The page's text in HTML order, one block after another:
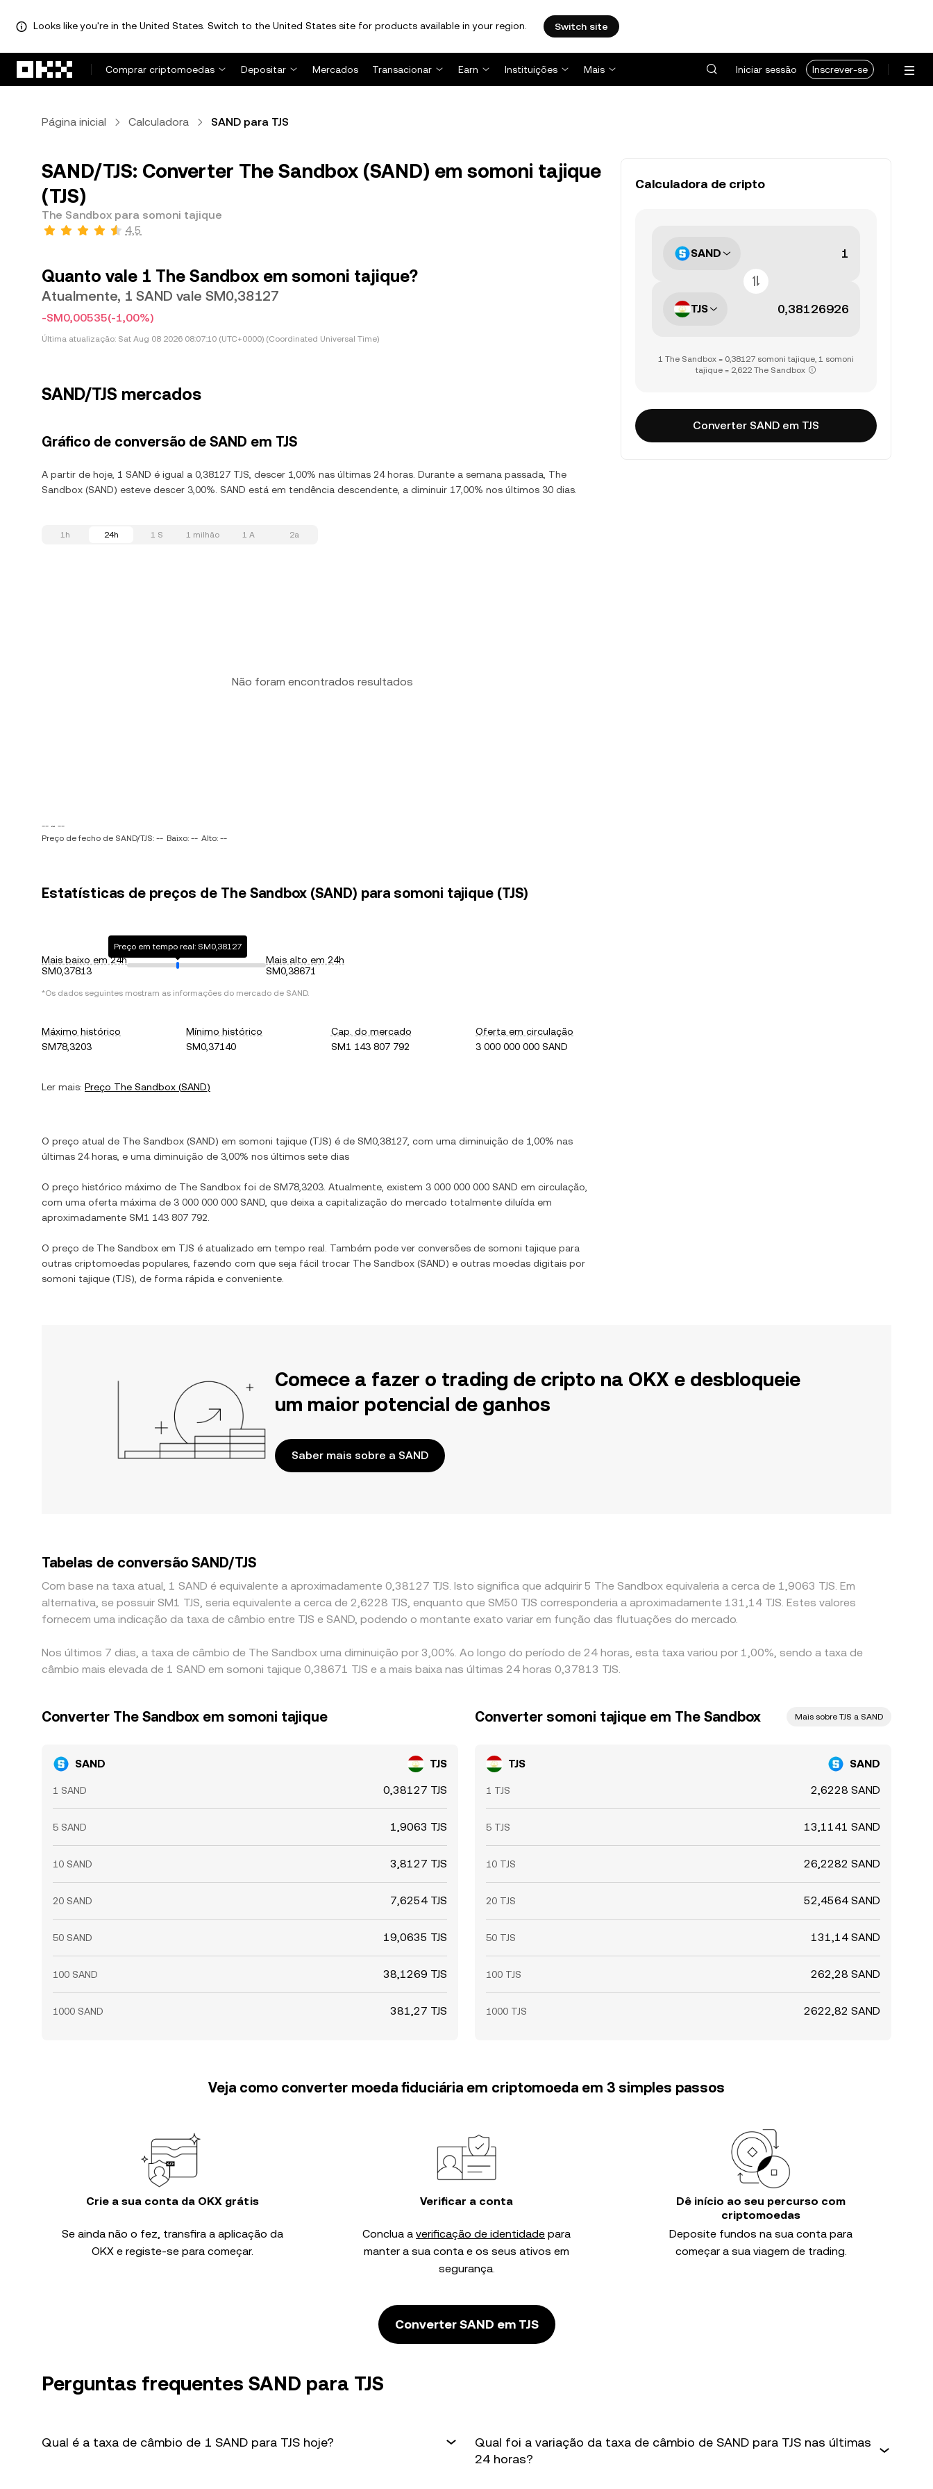
Looks like you're in the United States. Switch to the United States site for products available in your region. Switch site
Comprar criptomoedas
Depositar Mercados Transacionar Earn Instituições Mais Iniciar sessão Inscrever-se
Página inicial Calculadora SAND para TJS
SAND/TJS: Converter The Sandbox (SAND) em somoni tajique
(TJS)
The Sandbox para somoni tajique
4,5
Quanto vale 1 The Sandbox em somoni tajique?
Atualmente, 1 SAND vale SM0,38127
-SM0,00535(-1,00%)
Última atualização: Sat Aug 08 2026 08:07:10 (UTC+0000) (Coordinated Universal Time)
SAND/TJS mercados
Gráfico de conversão de SAND em TJS
A partir de hoje, 1 SAND é igual a 0,38127 TJS, descer 1,00% nas últimas 24 horas. Durante a semana passada, The
Sandbox (SAND) esteve descer 3,00%. SAND está em tendência descendente, a diminuir 17,00% nos últimos 30 dias.
1h 24h 1 S 1 milhão 1 A 2a
Não foram encontrados resultados
-- ~ --
Preço de fecho de SAND/TJS: -- Baixo: -- Alto: --
Estatísticas de preços de The Sandbox (SAND) para somoni tajique (TJS)
Mais baixo em 24h
SM0,37813
Preço em tempo real: SM0,38127
Mais alto em 24h
SM0,38671
*Os dados seguintes mostram as informações do mercado de SAND.
Máximo histórico
SM78,3203
Mínimo histórico
SM0,37140
Cap. do mercado
SM1 143 807 792
Oferta em circulação
3 000 000 000 SAND
Ler mais: Preço The Sandbox (SAND)
O preço atual de The Sandbox (SAND) em somoni tajique (TJS) é de SM0,38127 , com uma diminuição de 1,00% nas
últimas 24 horas, e uma diminuição de 3,00% nos últimos sete dias
O preço histórico máximo de The Sandbox foi de SM78,3203 . Atualmente, existem 3 000 000 000 SAND em circulação,
com uma oferta máxima de 3 000 000 000 SAND , que deixa a capitalização do mercado totalmente diluída em
aproximadamente SM1 143 807 792
O preço de The Sandbox em TJS é atualizado em tempo real. Também pode ver conversões de somoni tajique para
outras criptomoedas populares, fazendo com que seja fácil trocar The Sandbox (SAND) e outras moedas digitais por
somoni tajique (TJS), de forma rápida e conveniente.
Calculadora de cripto
SAND
TJS
1 The Sandbox = 0,38127 somoni tajique, 1 somoni
tajique = 2,622 The Sandbox
Converter SAND em TJS
Comece a fazer o trading de cripto na OKX e desbloqueie
um maior potencial de ganhos
Saber mais sobre a SAND
Tabelas de conversão SAND/TJS
Com base na taxa atual, 1 SAND é equivalente a aproximadamente 0,38127 TJS. Isto significa que adquirir 5 The Sandbox equivaleria a cerca de 1,9063 TJS. Em
alternativa, se possuir SM1 TJS, seria equivalente a cerca de 2,6228 TJS, enquanto que SM50 TJS corresponderia a aproximadamente 131,14 TJS. Estes valores
fornecem uma indicação da taxa de câmbio entre TJS e SAND, podendo o montante exato variar em função das flutuações do mercado.
Nos últimos 7 dias, a taxa de câmbio de The Sandbox uma diminuição por 3,00%. Ao longo do período de 24 horas, esta taxa variou por 1,00%, sendo a taxa de
câmbio mais elevada de 1 SAND em somoni tajique 0,38671 TJS e a mais baixa nas últimas 24 horas 0,37813 TJS.
Converter The Sandbox em somoni tajique
SAND TJS
1 SAND 0,38127 TJS
5 SAND 1,9063 TJS
10 SAND 3,8127 TJS
20 SAND 7,6254 TJS
50 SAND 19,0635 TJS
100 SAND 38,1269 TJS
1000 SAND 381,27 TJS
Converter somoni tajique em The Sandbox Mais sobre TJS a SAND
TJS SAND
1 TJS 2,6228 SAND
5 TJS 13,1141 SAND
10 TJS 26,2282 SAND
20 TJS 52,4564 SAND
50 TJS 131,14 SAND
100 TJS 262,28 SAND
1000 TJS 2622,82 SAND
Veja como converter moeda fiduciária em criptomoeda em 3 simples passos
Crie a sua conta da OKX grátis
Se ainda não o fez, transfira a aplicação da
OKX e registe-se para começar.
Verificar a conta
Conclua a verificação de identidade para
manter a sua conta e os seus ativos em
segurança.
Dê início ao seu percurso com
criptomoedas
Deposite fundos na sua conta para
começar a sua viagem de trading.
Converter SAND em TJS
Perguntas frequentes SAND para TJS
Qual é a taxa de câmbio de 1 SAND para TJS hoje?
Qual foi a variação da taxa de câmbio de SAND para TJS nas últimas
24 horas?